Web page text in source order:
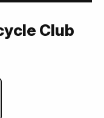
Club